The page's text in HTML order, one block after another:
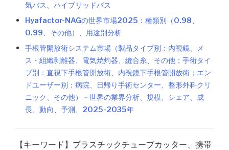
気バス、ハイブリッドバス
Hyafactor-NAGの世界市場2025：種類別（0.98、
0.99、その他）、用途別分析
手根管開放術システム市場（製品タイプ別：内視鏡、メ
ス・組織剥離器、電気焼灼器、縫合糸、その他；手術タイ
プ別：直視下手根管開放術、内視鏡下手根管開放術；エン
ドユーザー別：病院、日帰り手術センター、整形外科クリ
ニック、その他）－世界の業界分析、規模、シェア、成
長、動向、予測、2025-2035年
【キーワード】プラスチックチューブカッター、携帯